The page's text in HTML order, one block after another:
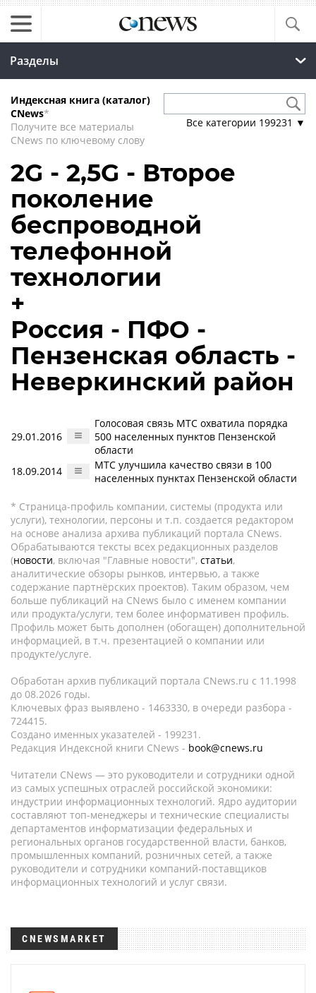
Разделы
Индексная книга (каталог)
CNews*
Получите все материалы
CNews по ключевому слову
Все категории 199231 ▼
2G - 2,5G - Второе
поколение
беспроводной
телефонной
технологии
+
Россия - ПФО -
Пензенская область -
Неверкинский район
29.01.2016
Голосовая связь МТС охватила порядка
500 населенных пунктов Пензенской
области
18.09.2014
МТС улучшила качество связи в 100
населенных пунктах Пензенской области
* Страница-профиль компании, системы (продукта или
услуги), технологии, персоны и т.п. создается редактором
на основе анализа архива публикаций портала CNews.
Обрабатываются тексты всех редакционных разделов
(новости, включая "Главные новости", статьи,
аналитические обзоры рынков, интервью, а также
содержание партнёрских проектов). Таким образом, чем
больше публикаций на CNews было с именем компании
или продукта/услуги, тем более информативен профиль.
Профиль может быть дополнен (обогащен) дополнительной
информацией, в т.ч. презентацией о компании или
продукте/услуге.
Обработан архив публикаций портала CNews.ru c 11.1998
до 08.2026 годы.
Ключевых фраз выявлено - 1463330, в очереди разбора -
724415.
Создано именных указателей - 199231.
Редакция Индексной книги CNews - book@cnews.ru
Читатели CNews — это руководители и сотрудники одной
из самых успешных отраслей российской экономики:
индустрии информационных технологий. Ядро аудитории
составляют топ-менеджеры и технические специалисты
департаментов информатизации федеральных и
региональных органов государственной власти, банков,
промышленных компаний, розничных сетей, а также
руководители и сотрудники компаний-поставщиков
информационных технологий и услуг связи.
CNEWSMARKET